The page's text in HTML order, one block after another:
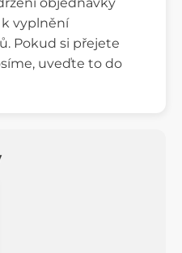
vyplnění
Pokud si přejete
uveďte to do